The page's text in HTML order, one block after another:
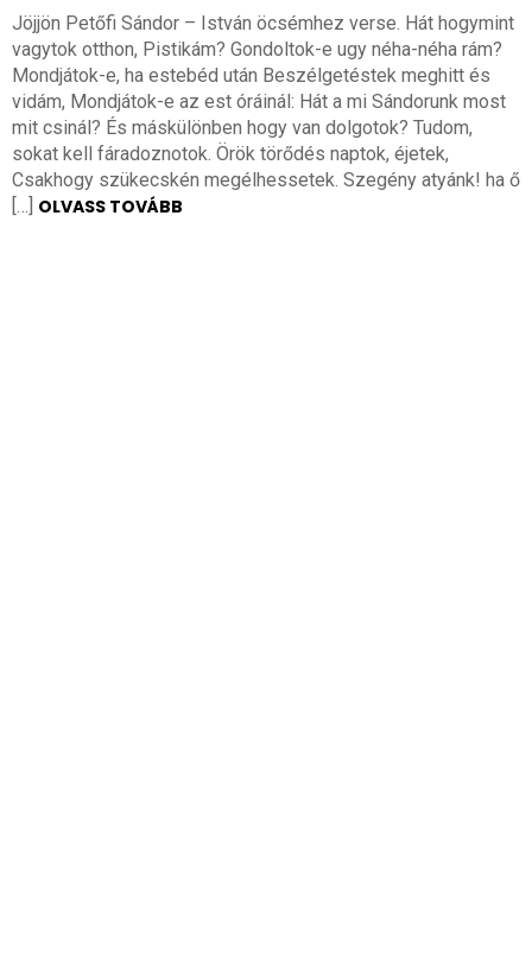
Jöjjön Petőfi Sándor – István öcsémhez verse. Hát hogymint
vagytok otthon, Pistikám? Gondoltok-e ugy néha-néha rám?
Mondjátok-e, ha estebéd után Beszélgetéstek meghitt és
vidám, Mondjátok-e az est óráinál: Hát a mi Sándorunk most
mit csinál? És máskülönben hogy van dolgotok? Tudom,
sokat kell fáradoznotok. Örök törődés naptok, éjetek,
Csakhogy szükecskén megélhessetek. Szegény atyánk! ha ő
[…] OLVASS TOVÁBB